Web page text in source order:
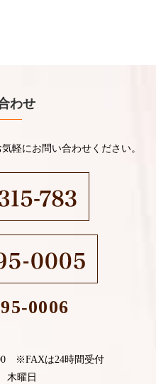
わせ
軽にお問い合わせください。
0006
※FAXは24時間受付
木曜日